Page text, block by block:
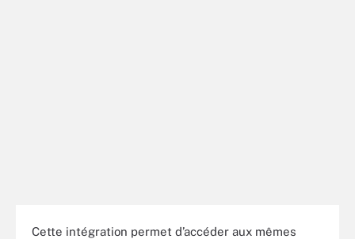
Cette intégration permet d’accéder aux mêmes